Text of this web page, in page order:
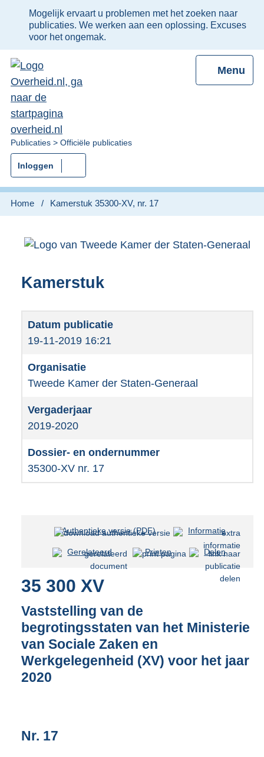
Ter
informatie:
Mogelijk ervaart u problemen met het zoeken naar
publicaties. We werken aan een oplossing. Excuses
voor het ongemak.
Menu
U
bent
nu
hier:
Publicaties Officiële publicaties
Inloggen
Home Kamerstuk 35300-XV, nr. 17
Kamerstuk
19-11-2019 16:21
Tweede Kamer der Staten-Generaal
2019-2020
35300-XV nr. 17
Authentieke versie (PDF)b
s
g
r
o
o
Informatie
Gerelateerd Printen Delen
35 300 XV
Vaststelling van de
begrotingsstaten van het Ministerie
van Sociale Zaken en
Werkgelegenheid (XV) voor het jaar
2020
Nr. 17